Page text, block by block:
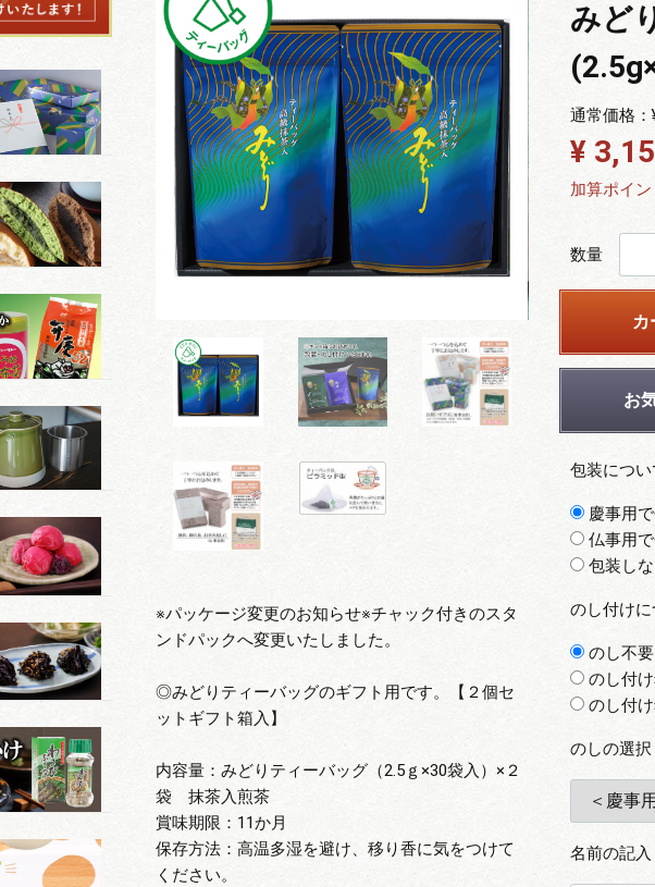
※パッケージ変更のお知らせ※チャック付きのスタ
ンドパックへ変更いたしました。
◎みどりティーバッグのギフト用です。【２個セ
ットギフト箱入】
内容量：みどりティーバッグ（2.5ｇ×30袋入）×２
袋 抹茶入煎茶
賞味期限：11か月
保存方法：高温多湿を避け、移り香に気をつけて
ください。
みど
通常価格：
¥
加算ポイ
包装につい
慶事用
仏事用
包装し
のし付け
のし不要
のし付
のし付
のしの選
名前の記入
数量
カ
お